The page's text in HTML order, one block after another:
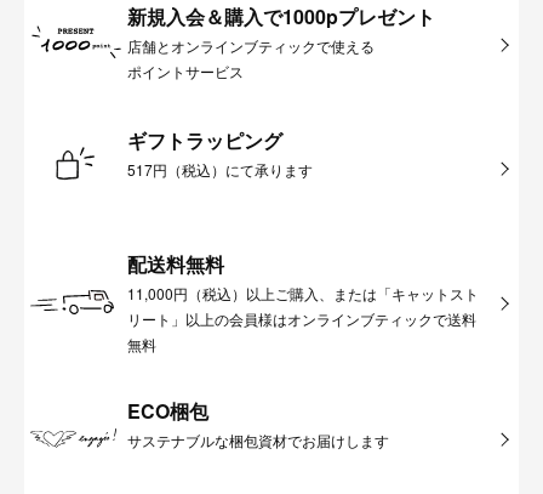
新規入会＆購入で1000pプレゼント
店舗とオンラインブティックで使える
ポイントサービス
ギフトラッピング
517円（税込）にて承ります
配送料無料
11,000円（税込）以上ご購入、または「キャットスト
リート」以上の会員様はオンラインブティックで送料
無料
ECO梱包
サステナブルな梱包資材でお届けします